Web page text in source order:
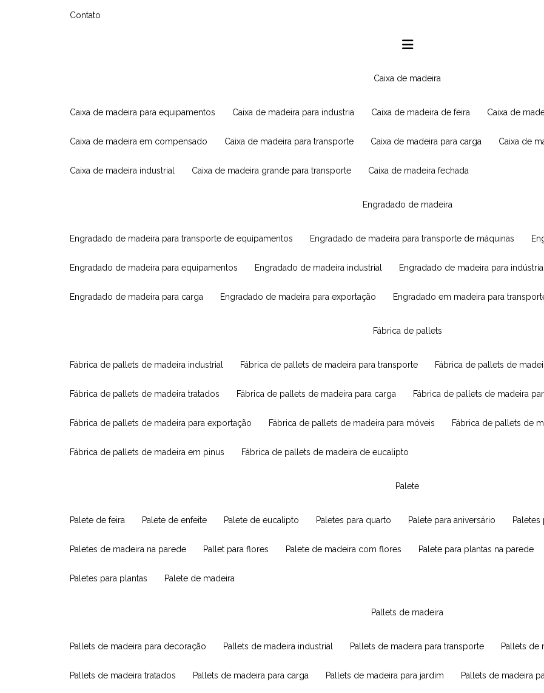
Contato
caixa de madeira
caixa de madeira para equipamentos caixa de madeira para industria caixa de madeira de feira caixa de
caixa de madeira em compensado caixa de madeira para transporte caixa de madeira para carga caixa de
caixa de madeira industrial caixa de madeira grande para transporte caixa de madeira fechada
engradado de madeira
engradado de madeira para transporte de equipamentos engradado de madeira para transporte de máquinas
engradado de madeira para equipamentos engradado de madeira industrial engradado de madeira para indústria
engradado de madeira para carga engradado de madeira para exportação engradado em madeira para
fábrica de pallets
fábrica de pallets de madeira industrial fábrica de pallets de madeira para transporte fábrica de pallets de
fábrica de pallets de madeira tratados fábrica de pallets de madeira para carga fábrica de pallets de madeira
fábrica de pallets de madeira para exportação fábrica de pallets de madeira para móveis fábrica de pallets de
fábrica de pallets de madeira em pinus fábrica de pallets de madeira de eucalipto
palete
palete de feira palete de enfeite palete de eucalipto paletes para quarto palete para aniversário
paletes de madeira na parede pallet para flores palete de madeira com flores palete para plantas na parede
paletes para plantas palete de madeira
pallets de madeira
pallets de madeira para decoração pallets de madeira industrial pallets de madeira para transporte pallets
pallets de madeira tratados pallets de madeira para carga pallets de madeira para jardim pallets de madeira